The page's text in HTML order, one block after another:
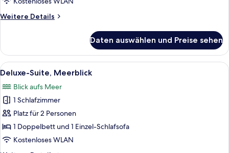
Weitere Details
Weitere
Dreibettzimmer
Daten auswählen und Preise sehen
Alle
Fotos
für
Deluxe-
Suite,
Meerblick
anzeigen
Ein Schlafzimmer mit Himmelbett,
4
Deluxe-Suite, Meerblick
Blick aufs Meer
1 Schlafzimmer
Platz für 2 Personen
1 Doppelbett und 1 Einzel-Schlafsofa
Kostenloses WLAN